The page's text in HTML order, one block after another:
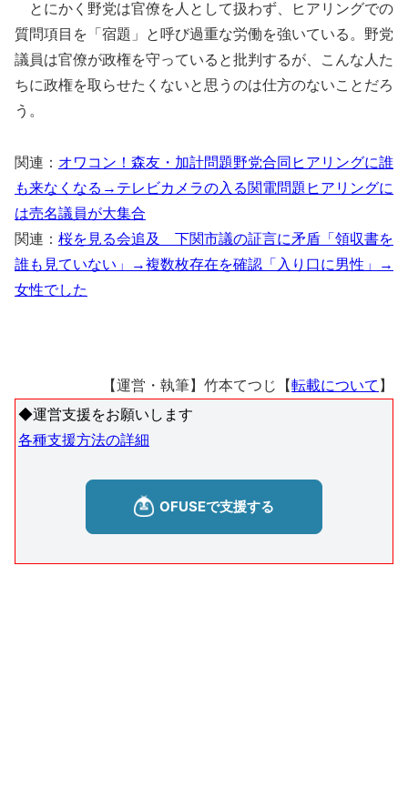
とにかく野党は官僚を人として扱わず、ヒアリングでの
質問項目を「宿題」と呼び過重な労働を強いている。野党
議員は官僚が政権を守っていると批判するが、こんな人た
ちに政権を取らせたくないと思うのは仕方のないことだろ
う。
関連： オワコン！森友・加計問題野党合同ヒアリングに誰
も来なくなる→テレビカメラの入る関電問題ヒアリングに
は売名議員が大集合
関連： 桜を見る会追及 下関市議の証言に矛盾「領収書を
誰も見ていない」→複数枚存在を確認「入り口に男性」→
女性でした
【運営・執筆】竹本てつじ【転載について 】
◆運営支援をお願いします
各種支援方法の詳細